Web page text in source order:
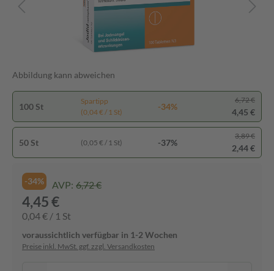
Abbildung kann abweichen
100 St
Spartipp
(0,04 € / 1 St)
-34%
6,72 €
4,45 €
50 St (0,05 € / 1 St) -37%
3,89 €
2,44 €
-34% AVP: 6,72 €
4,45 €
0,04 € / 1 St
voraussichtlich verfügbar in 1-2 Wochen
Preise inkl. MwSt. ggf. zzgl. Versandkosten